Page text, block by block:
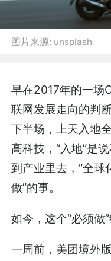
图片来源: unsplash
早在2017年的一场
联网发展走向的判
下半场，上天入地
高科技，“入地”是
到产业里去，“全球
做”的事。
如今，这个“必须做
一周前，美团境外